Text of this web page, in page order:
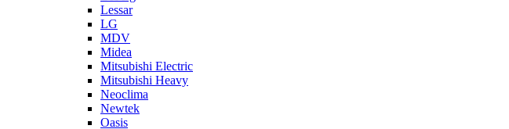
Lessar
LG
MDV
Midea
Mitsubishi Electric
Mitsubishi Heavy
Neoclima
Newtek
Oasis